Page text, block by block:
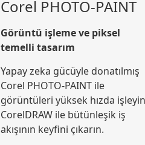
Corel PHOTO-PAINT
Görüntü işleme ve piksel
temelli tasarım
Yapay zeka gücüyle donatılmış
Corel PHOTO-PAINT ile
görüntüleri yüksek hızda
CorelDRAW ile bütünleşik iş
akışının keyfini çıkarın.